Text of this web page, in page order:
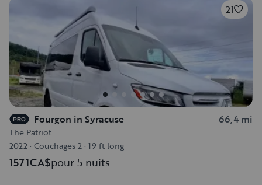
21
PRO Fourgon in Syracuse 66,4 mi
The Patriot
2022 · Couchages 2 · 19 ft long
1571CA$pour 5 nuits